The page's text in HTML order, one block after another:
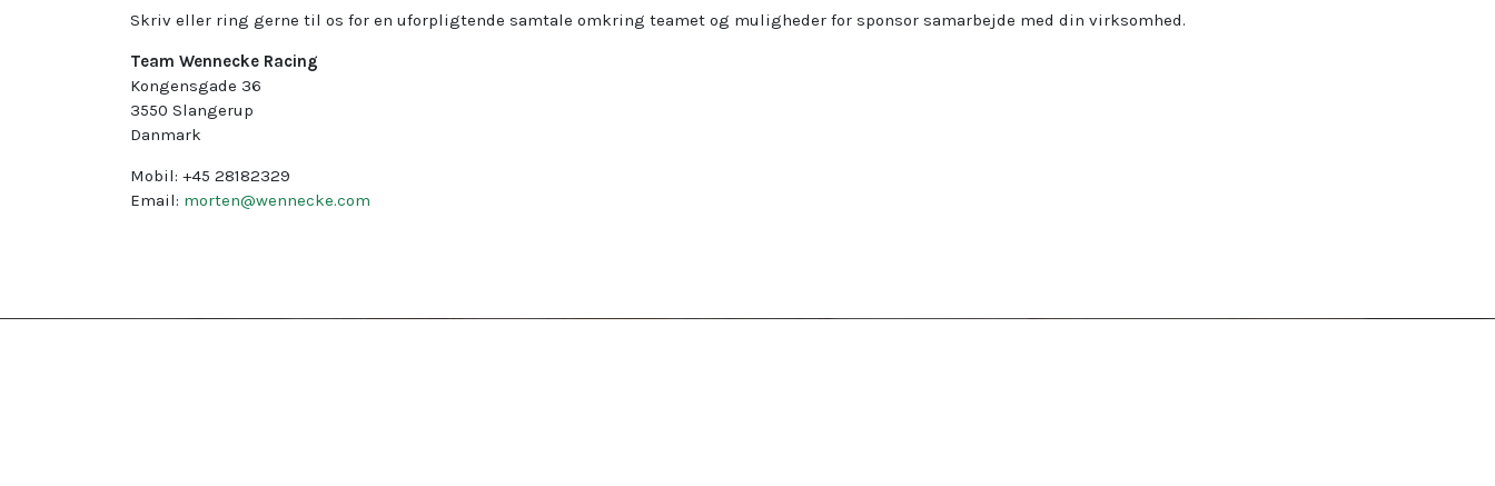
Skriv eller ring gerne til os for en uforpligtende samtale omkring teamet og muligheder for sponsor samarbejde med din virksomhed.
Team Wennecke Racing
Kongensgade 36
3550 Slangerup
Danmark
Mobil: +45 28182329
Email: morten@wennecke.com